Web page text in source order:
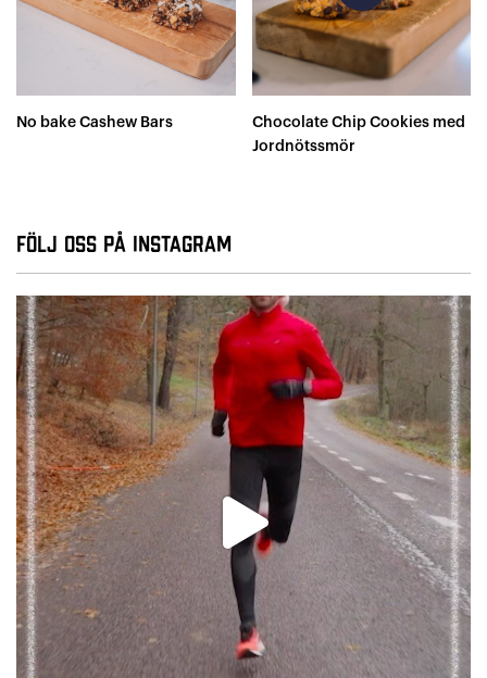
No bake Cashew Bars
Chocolate Chip Cookies med
Jordnötssmör
Följ oss på Instagram